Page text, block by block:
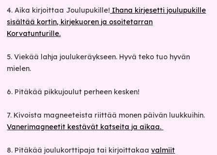
4. Aika kirjoittaa Joulupukille! Ihana kirjesetti joulupukille
sisältää kortin, kirjekuoren ja osoitetarran
Korvatunturille.
5. Viekää lahja joulukeräykseen. Hyvä teko tuo hyvän
mielen.
6. Pitäkää pikkujoulut perheen kesken!
7. Kivoista magneeteista riittää monen päivän luukkuihin.
Vanerimagneetit kestävät katseita ja aikaa.
8. Pitäkää joulukorttipaja tai kirjoittakaavalmiit